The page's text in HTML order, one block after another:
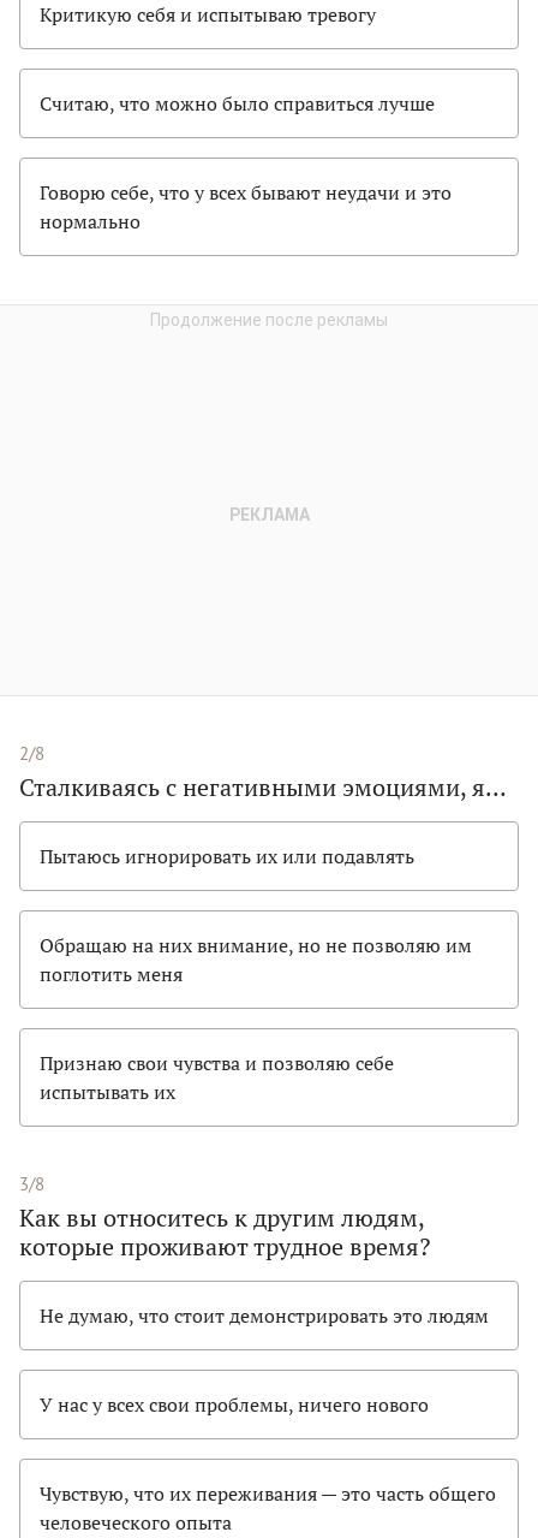
Критикую себя и испытываю тревогу
Считаю, что можно было справиться лучше
Говорю себе, что у всех бывают неудачи и это
нормально
2/8
Сталкиваясь с негативными эмоциями, я…
Пытаюсь игнорировать их или подавлять
Обращаю на них внимание, но не позволяю им
поглотить меня
Признаю свои чувства и позволяю себе
испытывать их
3/8
Как вы относитесь к другим людям,
которые проживают трудное время?
Не думаю, что стоит демонстрировать это людям
У нас у всех свои проблемы, ничего нового
Чувствую, что их переживания — это часть общего
человеческого опыта